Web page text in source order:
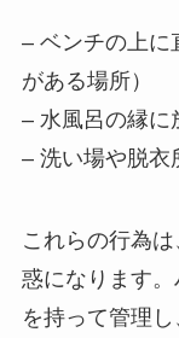
– ベンチの上に
がある場所）
– 水風呂の縁に
– 洗い場や脱衣
これらの行為
惑になります
を持って管理